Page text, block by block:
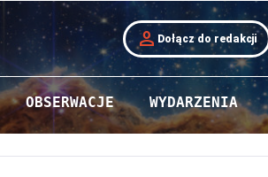
person Dołącz do redakcji
OBSERWACJE WYDARZENIA